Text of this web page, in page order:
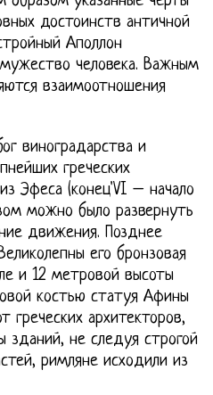
достоинств античной
Аполлон
человека. Важным
взаимоотношения
виноградарства и
греческих
Эфеса (конец'VI – начало
можно было развернуть
движения. Позднее
его бронзовая
и 12 метровой высоты
костью статуя Афины
греческих архитекторов,
зданий, не следуя строгой
римляне исходили из